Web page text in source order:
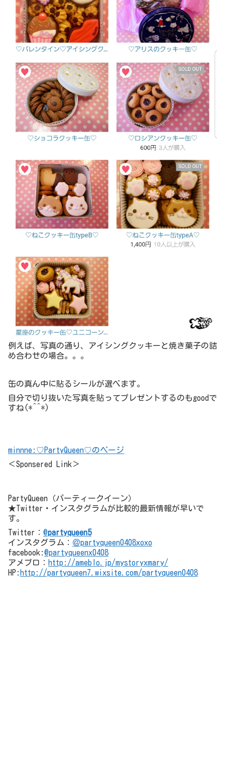
例えば、写真の通り、アイシングクッキーと焼き菓子の詰
め合わせの場合。。。
缶の真ん中に貼るシールが選べます。
自分で切り抜いた写真を貼ってプレゼントするのもgoodで
すね(*^^*)
minnne:♡PartyQueen♡のページ
＜Sponsered Link＞
PartyQueen（パーティークイーン）
★Twitter・インスタグラムが比較的最新情報が早いで
す。
Twitter： @partyqueen5
インスタグラム： ＠partyqueen0408xoxo
facebook:@partyqueenx0408
アメブロ： http://ameblo.jp/mystoryxmary/
HP: http://partyqueen7.wixsite.com/partyqueen0408